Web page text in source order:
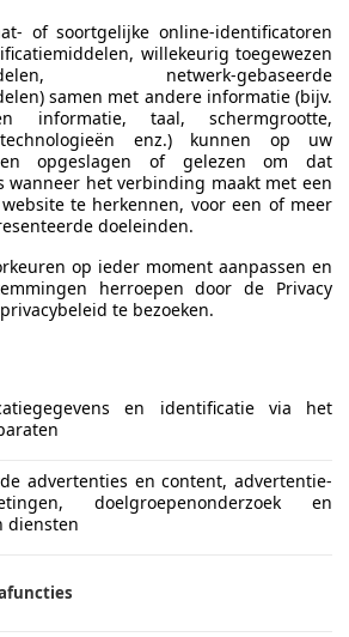
of soortgelijke online-identificatoren
willekeurig toegewezen
netwerk-gebaseerde
samen met andere informatie (bijv.
informatie, taal, schermgrootte,
enz.) kunnen op uw
opgeslagen of gelezen om dat
wanneer het verbinding maakt met een
te herkennen, voor een of meer
doeleinden.
op ieder moment aanpassen en
herroepen door de Privacy
te bezoeken.
en identificatie via het
advertenties en content, advertentie-
doelgroepenonderzoek en
diensten